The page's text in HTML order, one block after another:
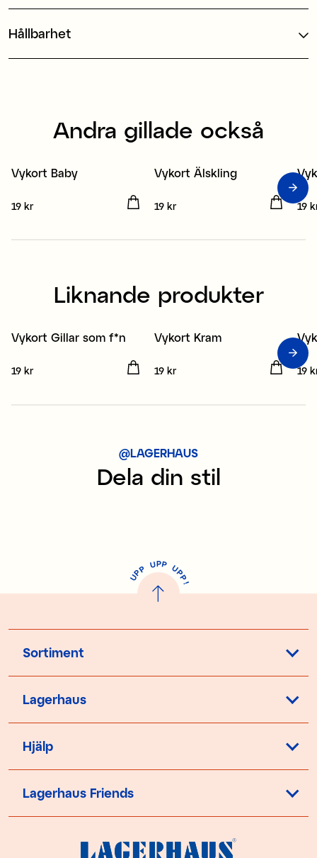
Hållbarhet
Andra gillade också
3 för 2
Vykort Baby
Pris:
19 kr
3 för 2
Vykort Älskling
Pris:
19 kr Pris
19
Liknande produkter
3 för 2
Vykort Gillar som f*n
Pris:
19 kr
3 för 2
Vykort Kram
Pris:
19 kr Pris
19
@LAGERHAUS
Dela din stil
U
P
P UPP UP
P
!
Sortiment
Lagerhaus
Hjälp
Lagerhaus Friends